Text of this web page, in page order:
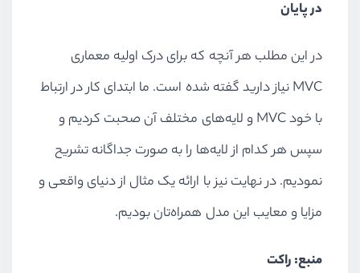
در پایان
در این مطلب هر آنچه که برای درک اولیه معماری
MVC نیاز دارید گفته شده است. ما ابتدای کار در ارتباط
با خود MVC و لایه‌های مختلف آن صحبت کردیم و
سپس هر کدام از لایه‌ها را به صورت جداگانه تشریح
نمودیم. در نهایت نیز با ارائه یک مثال از دنیای واقعی و
مزایا و معایب این مدل همراه‌تان بودیم.
منبع: راکت